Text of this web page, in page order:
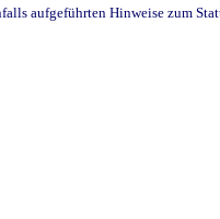
aufgeführten Hinweise zum